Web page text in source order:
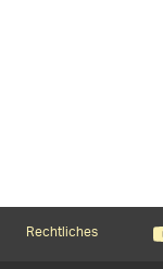
Rechtliches